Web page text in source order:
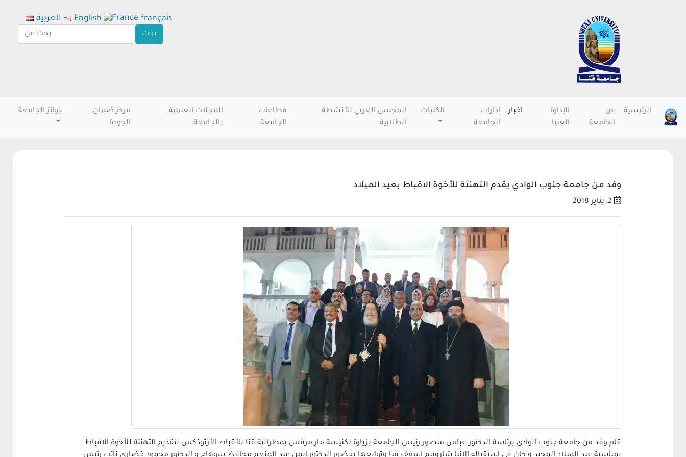
الرئيسية
عن
الجامعة
الإدارة
العليا
اخبار
إدارات
الجامعة
الكليات
المجلس العربي للأنشطة
الطلابية
قطاعات
الجامعة
المجلات العلمية
بالجامعة
مركز ضمان
الجودة
جوائز الجامعة
وفد من جامعة جنوب الوادي يقدم التهنئة للأخوة الاقباط بعيد الميلاد
قام وفد من جامعة جنوب الوادي برئاسة الدكتور عباس منصور رئيس الجامعة بزيارة لكنيسة مار مرقس بمطرانية قنا للأقباط الأرثوذكس لتقديم التهنئة للأخوة الاقباط
العربية English français